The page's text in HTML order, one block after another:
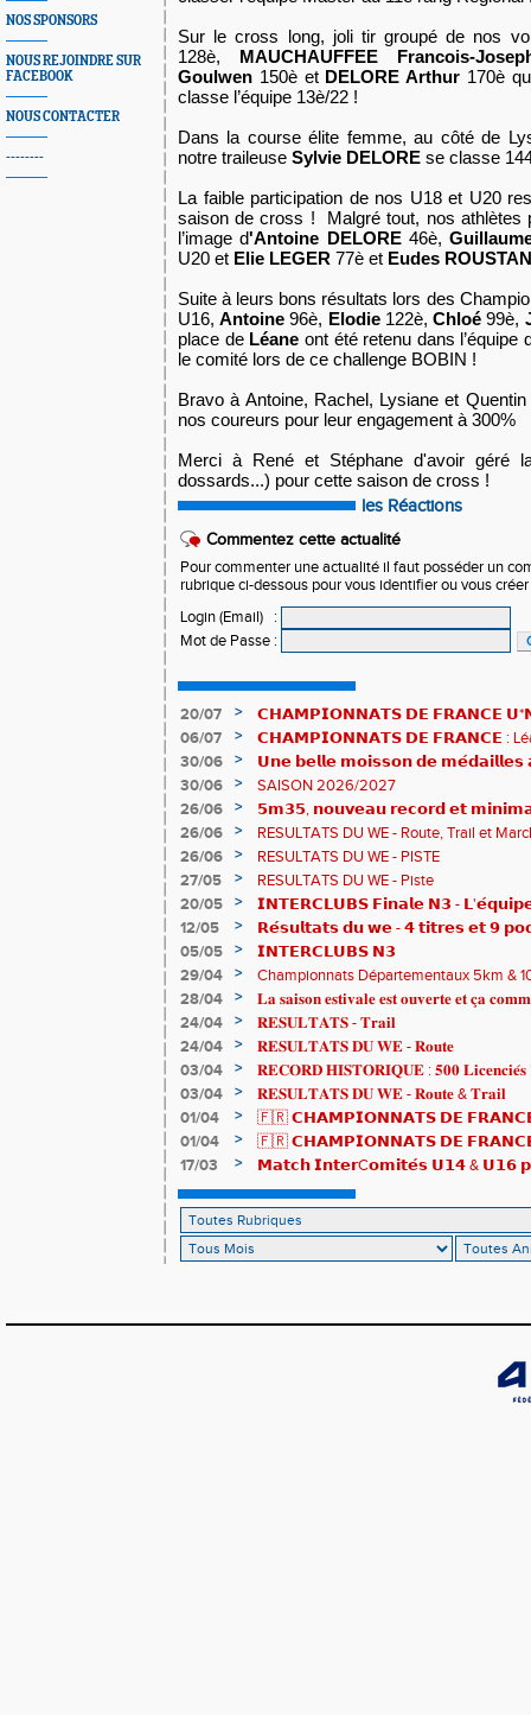
NOS SPONSORS
NOUS REJOINDRE SUR
FACEBOOK
NOUS CONTACTER
--------
Sur le cross long, joli tir groupé de nos
128è, MAUCHAUFFEE Francois-
Goulwen 150è et DELORE Arthur 170è
classe l’équipe 13è/22 !
Dans la course élite femme, au côté de
notre traileuse Sylvie DELORE se classe
La faible participation de nos U18 et U20
saison de cross ! Malgré tout, nos athlètes
l’image d'Antoine DELORE46è,
U20 et Elie LEGER 77è et Eudes ROUSTAN
Suite à leurs bons résultats lors des
U16,Antoine96è, Elodie 122è,Chloé 99è,
place de Léane ont été retenu dans l’équipe
le comité lors de ce challenge BOBIN !
Bravo à Antoine, Rachel, Lysiane et
nos coureurs pour leur engagement à 300%
Merci à René et Stéphane d'avoir géré
dossards...) pour cette saison de cross !
les Réactions
Commentez cette actualité
Pour commenter une actualité il faut posséder un
rubrique ci-dessous pour vous identifier ou vous
Login (Email)
:
Mot de Passe :
20/07 >
𝗖𝗛𝗔𝗠𝗣𝗜𝗢𝗡𝗡𝗔𝗧𝗦 𝗗𝗘 𝗙𝗥𝗔𝗡𝗖𝗘
𝗵𝗶𝘀𝘁𝗼𝗿𝗶𝗾𝘂𝗲𝘀 !
06/07 >
𝗖𝗛𝗔𝗠𝗣𝗜𝗢𝗡𝗡𝗔𝗧𝗦 𝗗𝗘 𝗙𝗥𝗔𝗡𝗖𝗘 : Léane
83è !
30/06 >
𝗨𝗻𝗲 𝗯𝗲𝗹𝗹𝗲 𝗺𝗼𝗶𝘀𝘀𝗼𝗻 𝗱𝗲
𝗔𝗨𝗥𝗔 !
30/06 >
SAISON 2026/2027
26/06
>
𝟱𝗺𝟯𝟱, 𝗻𝗼𝘂𝘃𝗲𝗮𝘂 𝗿𝗲𝗰𝗼𝗿𝗱 𝗲𝘁
𝗖𝗵𝗮𝗺𝗽𝗶𝗼𝗻𝗻𝗮𝘁𝘀 𝗱𝘂 𝗠𝗼𝗻𝗱𝗲 𝗨𝟮𝟬
26/06 >
RESULTATS DU WE - Route, Trail et
26/06
>
RESULTATS DU WE - PISTE
27/05
>
RESULTATS DU WE - Piste
20/05
>
𝗜𝗡𝗧𝗘𝗥𝗖𝗟𝗨𝗕𝗦 𝗙𝗶𝗻𝗮𝗹𝗲 𝗡𝟯 -
𝟯𝟮𝟰𝟮𝟳𝗽𝘁𝘀
12/05 >
𝗥𝗲́𝘀𝘂𝗹𝘁𝗮𝘁𝘀 𝗱𝘂 𝘄𝗲 - 𝟰 𝘁𝗶𝘁𝗿𝗲𝘀 𝗲𝘁 𝟵
05/05
>
𝗜𝗡𝗧𝗘𝗥𝗖𝗟𝗨𝗕𝗦 𝗡𝟯
29/04
>
Championnats Départementaux 5km &
de bronze et un max de plaisir pour tous !
28/04 >
𝐋𝐚 𝐬𝐚𝐢𝐬𝐨𝐧 𝐞𝐬𝐭𝐢𝐯𝐚𝐥𝐞 𝐞𝐬𝐭 𝐨𝐮𝐯𝐞𝐫𝐭𝐞 𝐞𝐭 𝐜̧𝐚
24/04
>
𝐑𝐄𝐒𝐔𝐋𝐓𝐀𝐓𝐒 - 𝐓𝐫𝐚𝐢𝐥
24/04
>
𝐑𝐄𝐒𝐔𝐋𝐓𝐀𝐓𝐒 𝐃𝐔 𝐖𝐄 - 𝐑𝐨𝐮𝐭𝐞
03/04
>
𝐑𝐄𝐂𝐎𝐑𝐃 𝐇𝐈𝐒𝐓𝐎𝐑𝐈𝐐𝐔𝐄 : 𝟓𝟎𝟎 𝐋𝐢𝐜𝐞𝐧𝐜𝐢𝐞́𝐬
03/04
>
𝐑𝐄𝐒𝐔𝐋𝐓𝐀𝐓𝐒 𝐃𝐔 𝐖𝐄 - 𝐑𝐨𝐮𝐭𝐞 & 𝐓𝐫𝐚𝐢𝐥
01/04
>
🇫🇷 𝗖𝗛𝗔𝗠𝗣𝗜𝗢𝗡𝗡𝗔𝗧𝗦 𝗗𝗘 𝗙𝗥𝗔𝗡𝗖𝗘
résultats
01/04 >
🇫🇷 𝗖𝗛𝗔𝗠𝗣𝗜𝗢𝗡𝗡𝗔𝗧𝗦 𝗗𝗘 𝗙𝗥𝗔𝗡𝗖𝗘
𝒕𝒓𝒂𝒊𝒍𝒆𝒖𝒓𝒔 𝒓𝒂𝒎𝒆̀𝒏𝒆𝒏𝒕 4 𝒎𝒆́𝒅𝒂𝒊𝒍𝒍𝒆𝒔 !
17/03 >
𝗠𝗮𝘁𝗰𝗵 𝗜𝗻𝘁𝗲𝗿C𝗼𝗺𝗶𝘁𝗲́𝘀 𝗨𝟭𝟰 & 𝗨𝟭𝟲